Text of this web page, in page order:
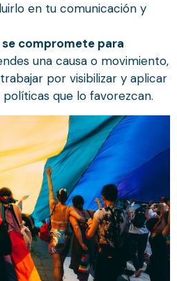
en tu comunicación y
compromete para
una causa o movimiento,
por visibilizar y aplicar
que lo favorezcan.